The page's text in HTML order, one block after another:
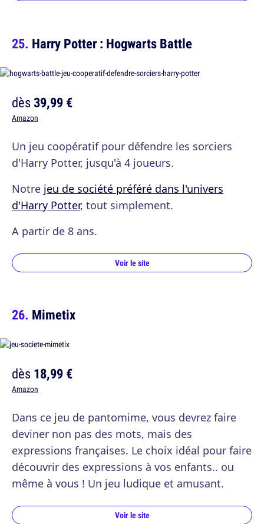
Harry Potter : Hogwarts Battle
dès39,99 €
Amazon
Un jeu coopératif pour défendre les sorciers
d'Harry Potter, jusqu'à 4 joueurs.
Notre jeu de société préféré dans l'univers
d'Harry Potter, tout simplement.
A partir de 8 ans.
Voir le site
Mimetix
dès18,99 €
Amazon
Dans ce jeu de pantomime, vous devrez faire
deviner non pas des mots, mais des
expressions françaises. Le choix idéal pour faire
découvrir des expressions à vos enfants.. ou
même à vous ! Un jeu ludique et amusant.
Voir le site